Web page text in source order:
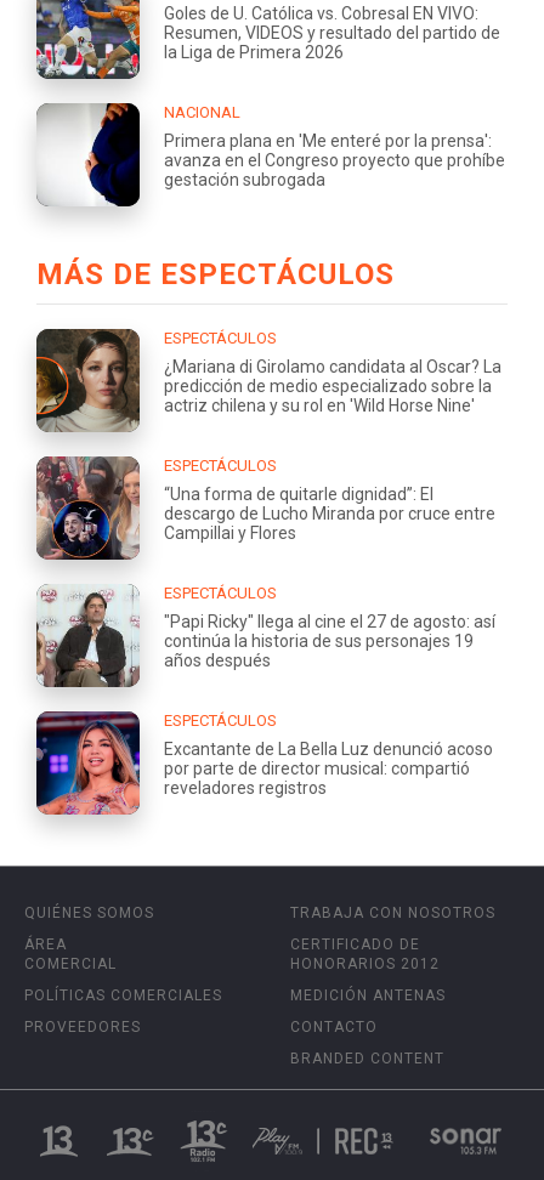
Goles de U. Católica vs. Cobresal EN VIVO:
Resumen, VIDEOS y resultado del partido de
la Liga de Primera 2026
NACIONAL
Primera plana en 'Me enteré por la prensa':
avanza en el Congreso proyecto que prohíbe
gestación subrogada
MÁS DE ESPECTÁCULOS
ESPECTÁCULOS
¿Mariana di Girolamo candidata al Oscar? La
predicción de medio especializado sobre la
actriz chilena y su rol en 'Wild Horse Nine'
ESPECTÁCULOS
“Una forma de quitarle dignidad”: El
descargo de Lucho Miranda por cruce entre
Campillai y Flores
ESPECTÁCULOS
"Papi Ricky" llega al cine el 27 de agosto: así
continúa la historia de sus personajes 19
años después
ESPECTÁCULOS
Excantante de La Bella Luz denunció acoso
por parte de director musical: compartió
reveladores registros
QUIÉNES SOMOS
ÁREA
COMERCIAL
POLÍTICAS COMERCIALES
PROVEEDORES
TRABAJA CON NOSOTROS
CERTIFICADO DE
HONORARIOS 2012
MEDICIÓN ANTENAS
CONTACTO
BRANDED CONTENT